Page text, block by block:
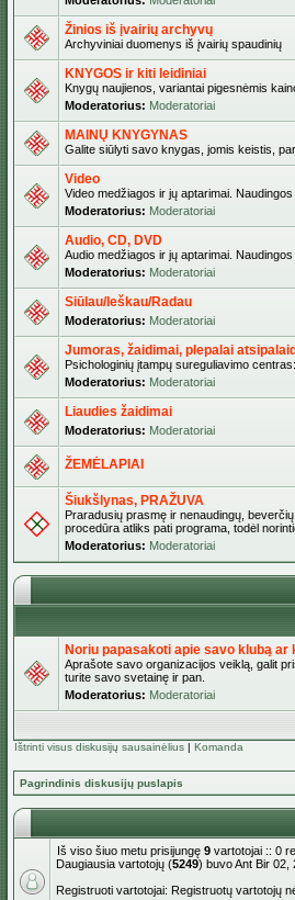
Žinios iš įvairių archyvų
Archyviniai duomenys iš įvairių spaudinių
KNYGOS ir kiti leidiniai
Knygų naujienos, variantai pigesnėmis
Moderatorius: Moderatoriai
MAINŲ KNYGYNAS
Galite siūlyti savo knygas, jomis keistis,
Video
Video medžiagos ir jų aptarimai. Naudingos
Moderatorius: Moderatoriai
Audio, CD, DVD
Audio medžiagos ir jų aptarimai. Naudingos
Moderatorius: Moderatoriai
Siūlau/Ieškau/Radau
Moderatorius: Moderatoriai
Jumoras, žaidimai, plepalai
Psichologinių įtampų sureguliavimo
Moderatorius: Moderatoriai
Liaudies žaidimai
Moderatorius: Moderatoriai
ŽEMĖLAPIAI
Šiukšlynas, PRAŽUVA
Praradusių prasmę ir nenaudingų,
procedūra atliks pati programa, todėl
Moderatorius: Moderatoriai
Noriu papasakoti apie savo klubą ar
Aprašote savo organizacijos veiklą, galit
turite savo svetainę ir pan.
Moderatorius: Moderatoriai
Ištrinti visus diskusijų sausainėlius | Komanda
Pagrindinis diskusijų puslapis
Iš viso šiuo metu prisijungę 9 vartotojai :: 0
Daugiausia vartotojų (5249) buvo Ant Bir 02,
Registruoti vartotojai: Registruotų vartotojų